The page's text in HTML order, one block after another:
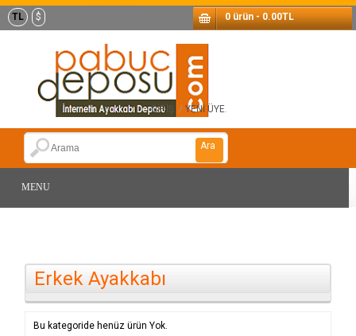
TL $ 0 ürün - 0.00TL
Ara
GİRİŞ / YENİ ÜYE.
MENU
Erkek Ayakkabı
Bu kategoride henüz ürün Yok.